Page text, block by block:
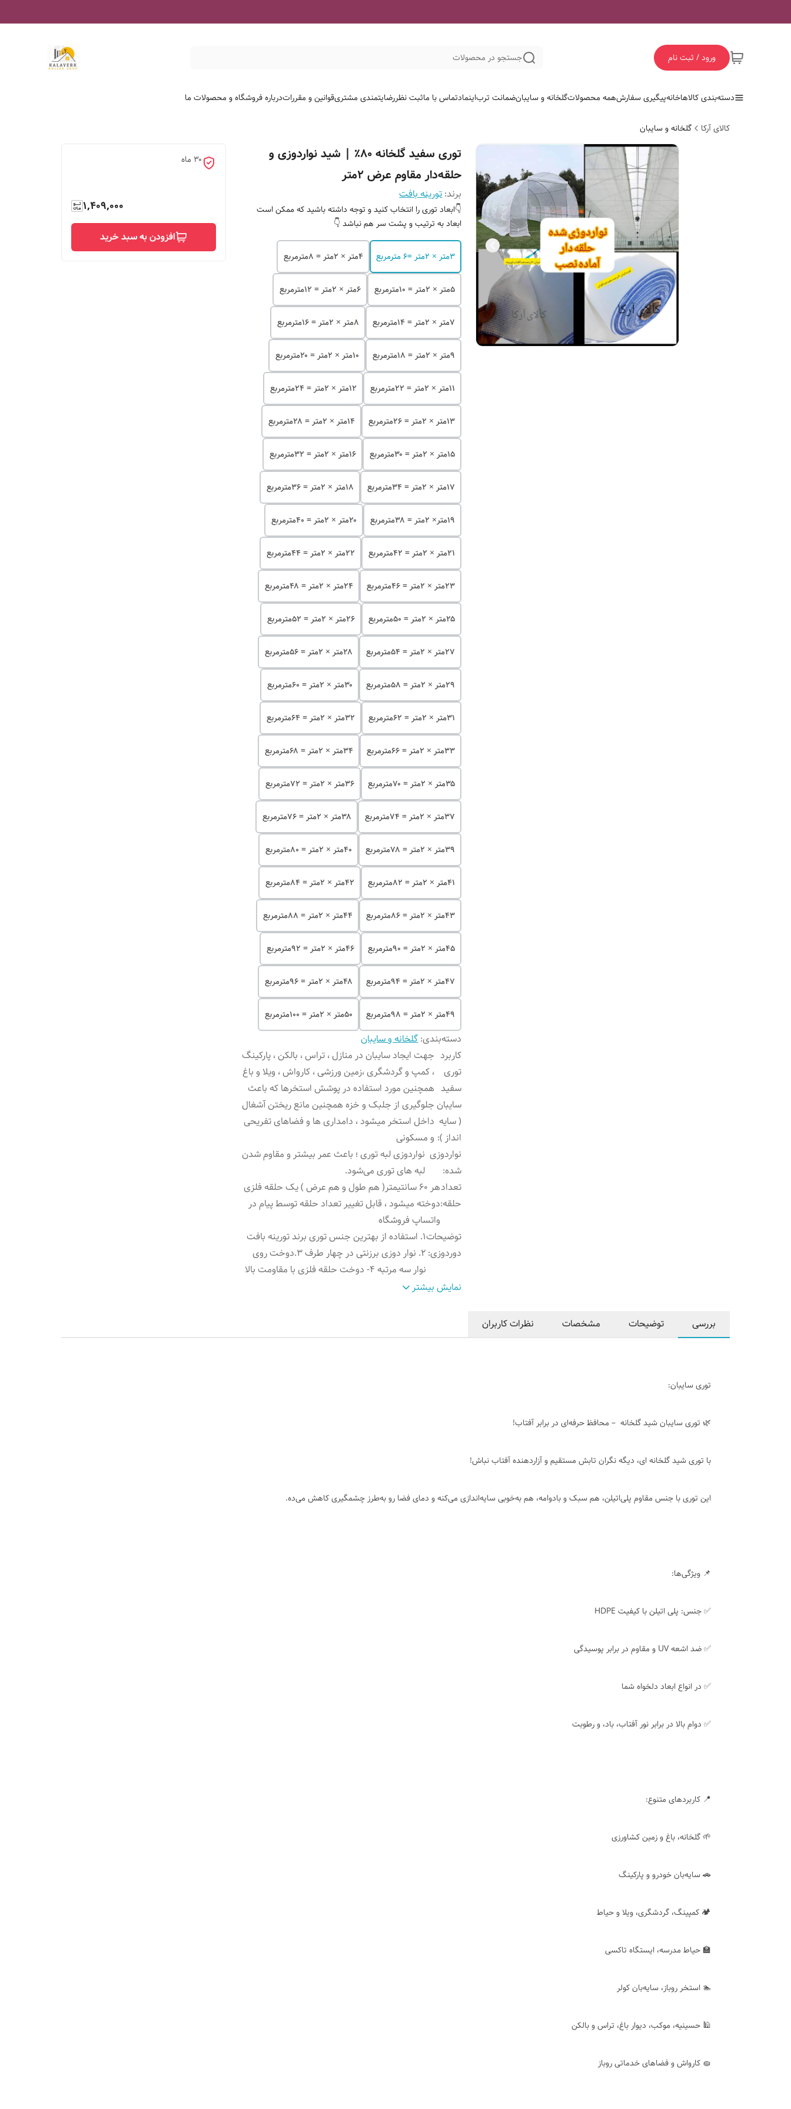
ورود / ثبت نام جستجو در محصولات
دسته‌بندی کالاهاخانهپیگیری سفارشهمه محصولاتگلخانه و سایبانضمانت ترباینمادتماس با ماثبت نظررضایتمندی مشتریقوانین و مقرراتدرباره فروشگاه و محصولات ما
کالای آرکا گلخانه و سایبان
توری سفید گلخانه ۸۰٪ | شید نواردوزی و
حلقه‌دار مقاوم عرض ۲متر
برند:تورینه بافت
👇ابعاد توری را انتخاب کنید و توجه داشته باشید که ممکن است
ابعاد به ترتیب و پشت سر هم نباشد 👇
۳متر × ۲متر =۶ مترمربع ۴متر × ۲متر = ۸مترمربع
۵متر × ۲متر = ۱۰مترمربع ۶متر × ۲متر = ۱۲مترمربع
۷متر × ۲متر = ۱۴مترمربع ۸متر × ۲متر = ۱۶مترمربع
۹متر × ۲متر = ۱۸مترمربع ۱۰متر × ۲متر = ۲۰مترمربع
۱۱متر × ۲متر = ۲۲مترمربع ۱۲متر × ۲متر = ۲۴مترمربع
۱۳متر × ۲متر = ۲۶مترمربع ۱۴متر × ۲متر = ۲۸مترمربع
۱۵متر × ۲متر = ۳۰مترمربع ۱۶متر × ۲متر = ۳۲مترمربع
۱۷متر × ۲متر = ۳۴مترمربع ۱۸متر × ۲متر = ۳۶مترمربع
۱۹متر× ۲متر = ۳۸مترمربع ۲۰متر × ۲متر = ۴۰مترمربع
۲۱متر × ۲متر = ۴۲مترمربع ۲۲متر × ۲متر = ۴۴مترمربع
۲۳متر × ۲متر = ۴۶مترمربع ۲۴متر × ۲متر = ۴۸مترمربع
۲۵متر × ۲متر = ۵۰مترمربع ۲۶متر × ۲متر = ۵۲مترمربع
۲۷متر × ۲متر = ۵۴مترمربع ۲۸متر × ۲متر = ۵۶مترمربع
۲۹متر × ۲متر = ۵۸مترمربع ۳۰متر × ۲متر = ۶۰مترمربع
۳۱متر × ۲متر = ۶۲مترمربع ۳۲متر × ۲متر = ۶۴مترمربع
۳۳متر × ۲متر = ۶۶مترمربع ۳۴متر × ۲متر = ۶۸مترمربع
۳۵متر × ۲متر = ۷۰مترمربع ۳۶متر × ۲متر = ۷۲مترمربع
۳۷متر × ۲متر = ۷۴مترمربع ۳۸متر × ۲متر = ۷۶مترمربع
۳۹متر × ۲متر = ۷۸مترمربع ۴۰متر × ۲متر = ۸۰مترمربع
۴۱متر × ۲متر = ۸۲مترمربع ۴۲متر × ۲متر = ۸۴مترمربع
۴۳متر × ۲متر = ۸۶مترمربع ۴۴متر × ۲متر = ۸۸مترمربع
۴۵متر × ۲متر = ۹۰مترمربع ۴۶متر × ۲متر = ۹۲مترمربع
۴۷متر × ۲متر = ۹۴مترمربع ۴۸متر × ۲متر = ۹۶مترمربع
۴۹متر × ۲متر = ۹۸مترمربع ۵۰متر × ۲متر = ۱۰۰مترمربع
دسته‌بندی:گلخانه و سایبان
کاربرد
توری
سفید
سایبان
( سایه
انداز ):
جهت ایجاد سایبان در منازل ، تراس ، بالکن ، پارکینگ
، کمپ و گردشگری ،زمین ورزشی ، کارواش ، ویلا و باغ
همچنین مورد استفاده در پوشش استخرها که باعث
جلوگیری از جلبک و خزه همچنین مانع ریختن آشغال
داخل استخر میشود ، دامداری ها و فضاهای تفریحی
و مسکونی
نواردوزی
شده:
نواردوزی لبه توری ؛ باعث عمر بیشتر و مقاوم شدن
لبه های توری می‌شود.
تعداد
حلقه:
هر ۶۰ سانتیمتر( هم طول و هم عرض ) یک حلقه فلزی
دوخته میشود ، قابل تغییر تعداد حلقه توسط پیام در
واتساپ فروشگاه
توضیحات
دوردوزی:
1. استفاده از بهترین جنس توری برند تورینه بافت
۲. نوار دوزی برزنتی در چهار طرف ۳.دوخت روی
نوار سه مرتبه ۴- دوخت حلقه فلزی با مقاومت بالا
ویژگی رنگ سفید ، جنس پلی اتیلن ، ضدآفتاب
نمایش بیشتر
۳۰ ماه
1,409,000
افزودن به سبد خرید
بررسی توضیحات مشخصات نظرات کاربران
توری سایبان:
🌿 توری سایبان شید گلخانه – محافظ حرفه‌ای در برابر آفتاب!
با توری شید گلخانه ای، دیگه نگران تابش مستقیم و آزاردهنده آفتاب نباش!
این توری با جنس مقاوم پلی‌اتیلن، هم سبک و بادوامه، هم به‌خوبی سایه‌اندازی می‌کنه و دمای فضا رو به‌طرز چشمگیری کاهش می‌ده.
📌 ویژگی‌ها:
✅ جنس: پلی اتیلن با کیفیت HDPE
✅ ضد اشعه UV و مقاوم در برابر پوسیدگی
✅ در انواع ابعاد دلخواه شما
✅ دوام بالا در برابر نور آفتاب، باد، و رطوبت
📍 کاربردهای متنوع:
🌱 گلخانه، باغ و زمین کشاورزی
🚗 سایه‌بان خودرو و پارکینگ
🏕 کمپینگ، گردشگری، ویلا و حیاط
🏫 حیاط مدرسه، ایستگاه تاکسی
🏊 استخر روباز، سایه‌بان کولر
🕌 حسینیه، موکب، دیوار باغ، تراس و بالکن
🧽 کارواش و فضاهای خدماتی روباز